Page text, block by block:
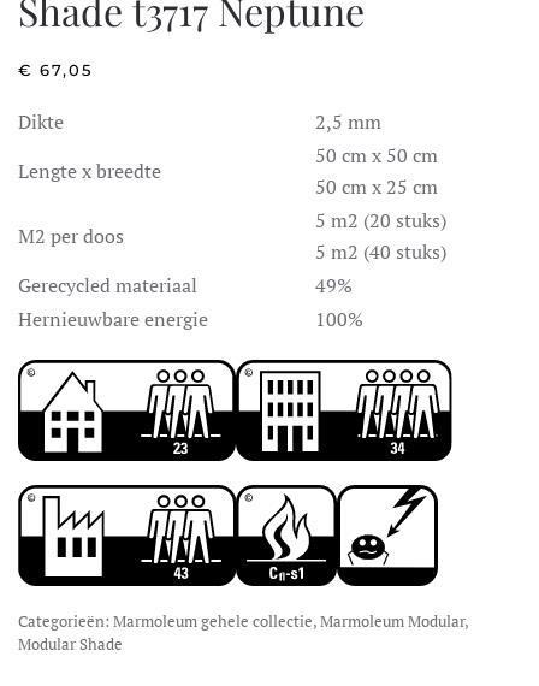
Shade t3717 Neptune
€ 67,05
Dikte
2,5 mm
Lengte x breedte
50 cm x 50 cm
50 cm x 25 cm
M2 per doos
5 m2 (20 stuks)
5 m2 (40 stuks)
Gerecycled materiaal
49%
Hernieuwbare energie
100%
Categorieën: Marmoleum gehele collectie,Marmoleum Modular,
Modular Shade